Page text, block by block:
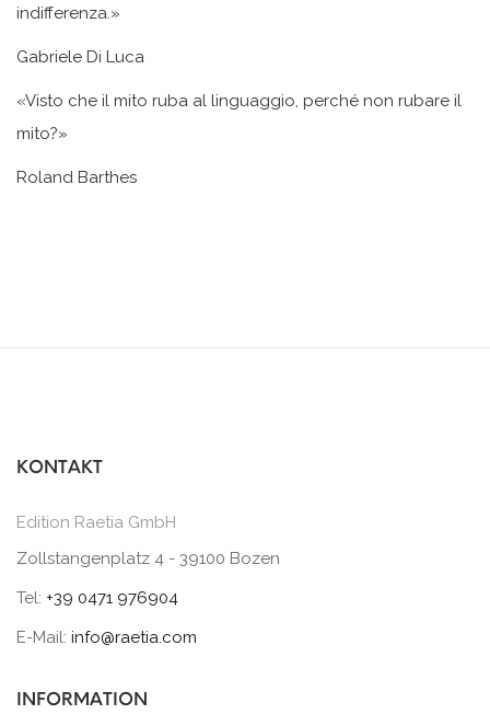
indifferenza.»
Gabriele Di Luca
«Visto che il mito ruba al linguaggio, perché non rubare il
mito?»
Roland Barthes
KONTAKT
Edition Raetia GmbH
Zollstangenplatz 4 - 39100 Bozen
Tel: +39 0471 976904
E-Mail: info@raetia.com
INFORMATION